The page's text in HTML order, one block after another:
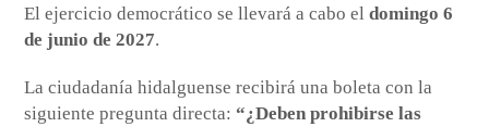
El ejercicio democrático se llevará a cabo eldomingo 6
de junio de 2027.
La ciudadanía hidalguense recibirá una boleta con la
siguiente pregunta directa: “¿Deben prohibirse las